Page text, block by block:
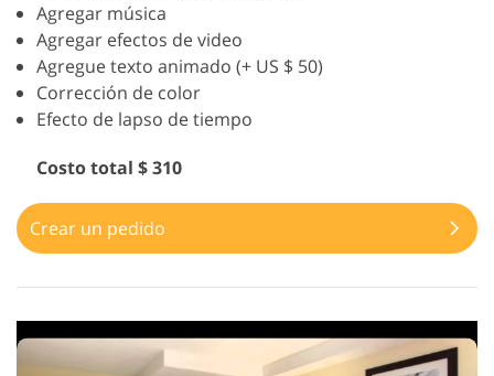
Agregar música
Agregar efectos de video
Agregue texto animado (+ US $ 50)
Corrección de color
Efecto de lapso de tiempo
Costo total $ 310
Crear un pedido